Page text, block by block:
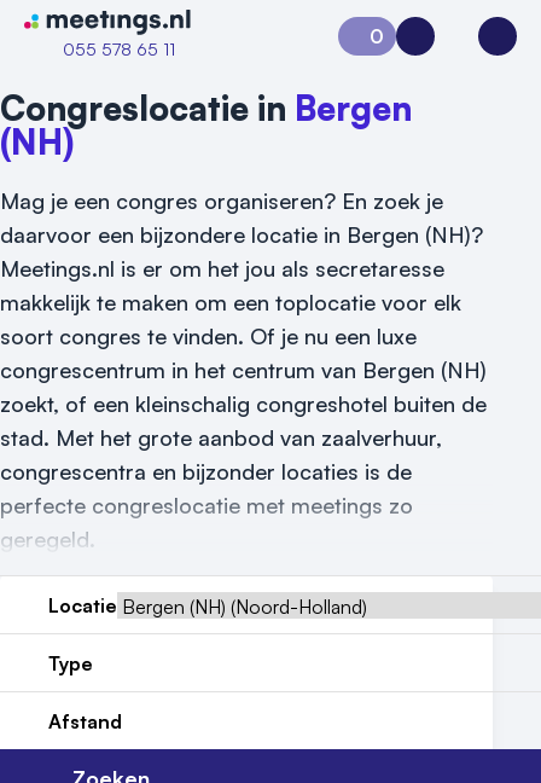
Naar home van Meetings
055 578 65 11
Vraag locatie aan
Locatiegids
Meld locatie aan
Reviews (5⭐️)
Contact
0
Aanvraag 0Inloggen
Congreslocatie in Bergen
(NH)
Mag je een congres organiseren? En zoek je
daarvoor een bijzondere locatie in Bergen (NH)?
Meetings.nl is er om het jou als secretaresse
makkelijk te maken om een toplocatie voor elk
soort congres te vinden. Of je nu een luxe
congrescentrum in het centrum van Bergen (NH)
zoekt, of een kleinschalig congreshotel buiten de
stad. Met het grote aanbod van zaalverhuur,
congrescentra en bijzonder locaties is de
perfecte congreslocatie met meetings zo
geregeld.
Locatie
Type
Afstand